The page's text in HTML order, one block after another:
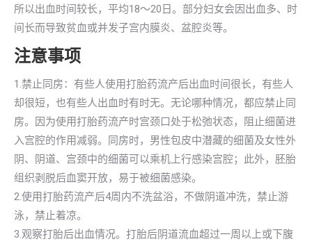
所以出血时间较长，平均18～20日。部分妇女会因出血多、时
间长而导致贫血或并发子宫内膜炎、盆腔炎等。
注意事项
1.禁止同房：有些人使用打胎药流产后出血时间很长，有些人
却很短，也有些人出血时有时无。无论哪种情况，都应禁止同
房。因为使用打胎药流产时宫颈口处于松弛状态，阻止细菌进
入宫腔的作用减弱。同房时，男性包皮中潜藏的细菌及女性外
阴、阴道、宫颈中的细菌可以乘机上行感染宫腔；此外，胚胎
组织剥脱后血窦开放，易于被细菌感染。
2.使用打胎药流产后4周内不洗盆浴，不做阴道冲洗，禁止游
泳，禁止着凉。
3.观察打胎后出血情况。打胎后阴道流血超过一周以上或下腹